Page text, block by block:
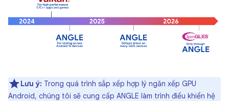
Lưu ý: Trong quá trình sắp xếp hợp lý ngăn xếp GPU
Android, chúng tôi sẽ cung cấp ANGLE làm trình điều khiển hệ